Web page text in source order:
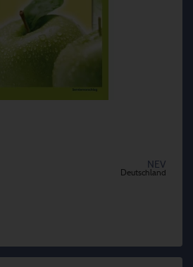
NEV
Deutschland